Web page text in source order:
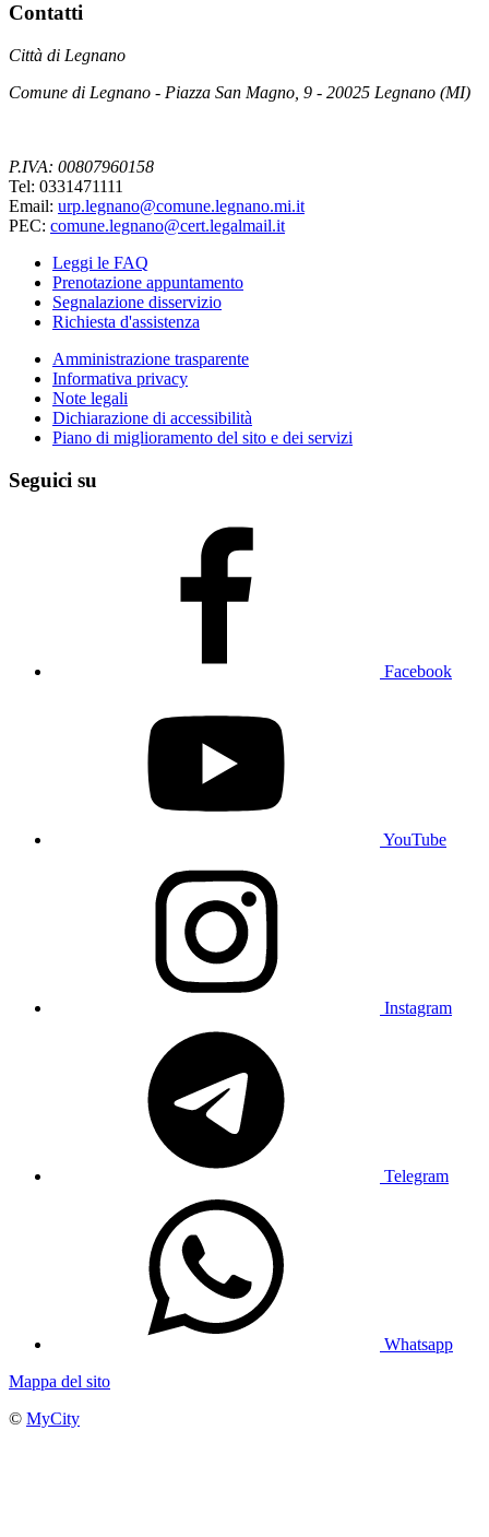
Contatti
Città di Legnano
Comune di Legnano - Piazza San Magno, 9 - 20025 Legnano (MI)
P.IVA: 00807960158
Tel: 0331471111
Email: urp.legnano@comune.legnano.mi.it
PEC: comune.legnano@cert.legalmail.it
Leggi le FAQ
Prenotazione appuntamento
Segnalazione disservizio
Richiesta d'assistenza
Amministrazione trasparente
Informativa privacy
Note legali
Dichiarazione di accessibilità
Piano di miglioramento del sito e dei servizi
Seguici su
Facebook
YouTube
Instagram
Telegram
Whatsapp
Mappa del sito
© MyCity